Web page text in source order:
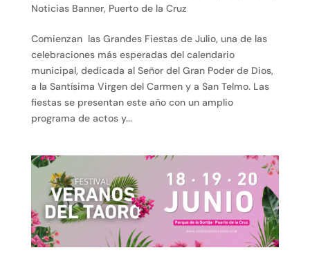
Noticias Banner, Puerto de la Cruz
Comienzan las Grandes Fiestas de Julio, una de las
celebraciones más esperadas del calendario
municipal, dedicada al Señor del Gran Poder de Dios,
a la Santísima Virgen del Carmen y a San Telmo. Las
fiestas se presentan este año con un amplio
programa de actos y...